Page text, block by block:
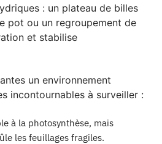
: un plateau de billes
pot ou un regroupement de
et stabilise
un environnement
incontournables à surveiller :
à la photosynthèse, mais
les feuillages fragiles.